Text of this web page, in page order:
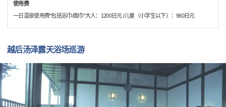
使用费
一日温泉使用费“包括浴巾/面巾”大人：1200日元 /儿童（小学生以下）：960日元
越后汤泽露天浴场巡游